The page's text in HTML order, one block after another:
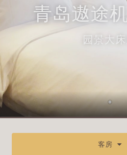
青岛遨途
园景大
客房